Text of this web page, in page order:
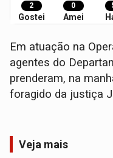
2
Gostei
0
Amei
​Em atuação na
agentes do
prenderam, na
foragido da justiça
Veja mais